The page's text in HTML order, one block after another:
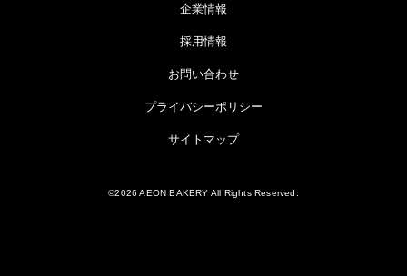
企業情報
採用情報
お問い合わせ
プライバシーポリシー
サイトマップ
©2026 AEON BAKERY All Rights Reserved.